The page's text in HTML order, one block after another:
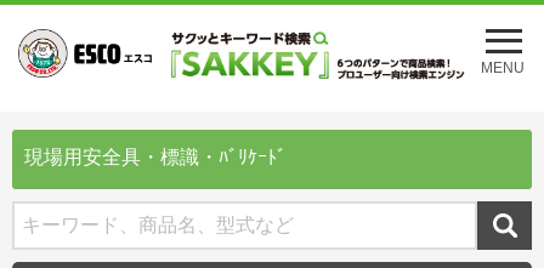
メ
ニ
ュ
を
MENU
現場用安全具・標識・ﾊﾞﾘｹｰﾄﾞ